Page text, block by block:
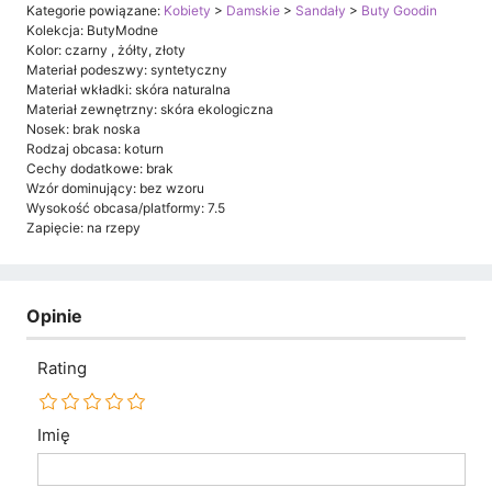
Kategorie powiązane: Kobiety > Damskie > Sandały > Buty Goodin
Kolekcja: ButyModne
Kolor: czarny , żółty, złoty
Materiał podeszwy: syntetyczny
Materiał wkładki: skóra naturalna
Materiał zewnętrzny: skóra ekologiczna
Nosek: brak noska
Rodzaj obcasa: koturn
Cechy dodatkowe: brak
Wzór dominujący: bez wzoru
Wysokość obcasa/platformy: 7.5
Zapięcie: na rzepy
Opinie
Rating
Imię